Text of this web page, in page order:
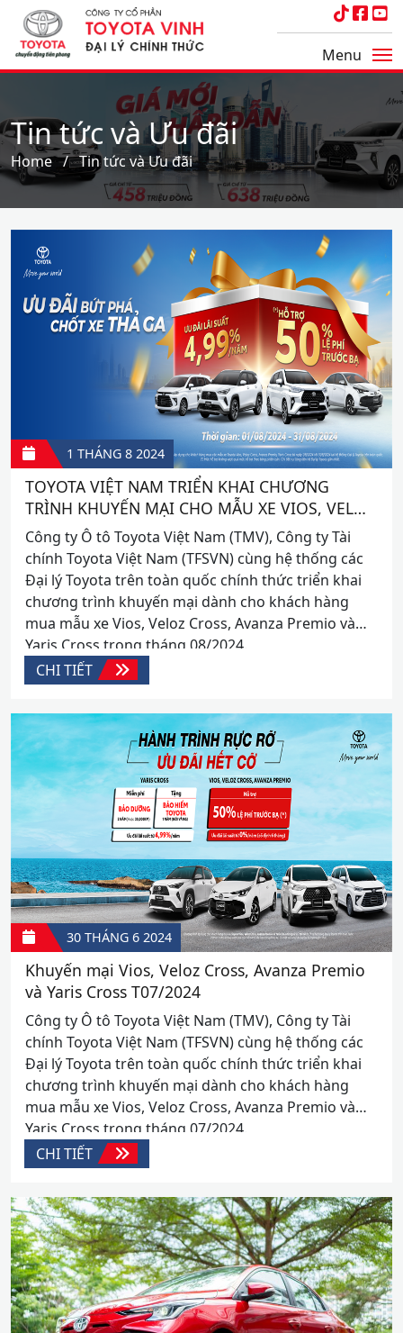
Menu
Tin tức và Ưu đãi
Home Tin tức và Ưu đãi
1 THÁNG 8 2024
TOYOTA VIỆT NAM TRIỂN KHAI CHƯƠNG
TRÌNH KHUYẾN MẠI CHO MẪU XE VIOS, VELOZ
CROSS, AVANZA PREMIO VÀ YARIS CROSS
TRONG THÁNG 08/2024
Công ty Ô tô Toyota Việt Nam (TMV), Công ty Tài
chính Toyota Việt Nam (TFSVN) cùng hệ thống các
Đại lý Toyota trên toàn quốc chính thức triển khai
chương trình khuyến mại dành cho khách hàng
mua mẫu xe Vios, Veloz Cross, Avanza Premio và
Yaris Cross trong tháng 08/2024.
CHI TIẾT
30 THÁNG 6 2024
Khuyến mại Vios, Veloz Cross, Avanza Premio
và Yaris Cross T07/2024
Công ty Ô tô Toyota Việt Nam (TMV), Công ty Tài
chính Toyota Việt Nam (TFSVN) cùng hệ thống các
Đại lý Toyota trên toàn quốc chính thức triển khai
chương trình khuyến mại dành cho khách hàng
mua mẫu xe Vios, Veloz Cross, Avanza Premio và
Yaris Cross trong tháng 07/2024.
CHI TIẾT